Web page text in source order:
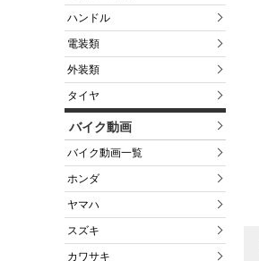
ハンドル
電装類
外装類
タイヤ
バイク動画
バイク動画一覧
ホンダ
ヤマハ
スズキ
カワサキ